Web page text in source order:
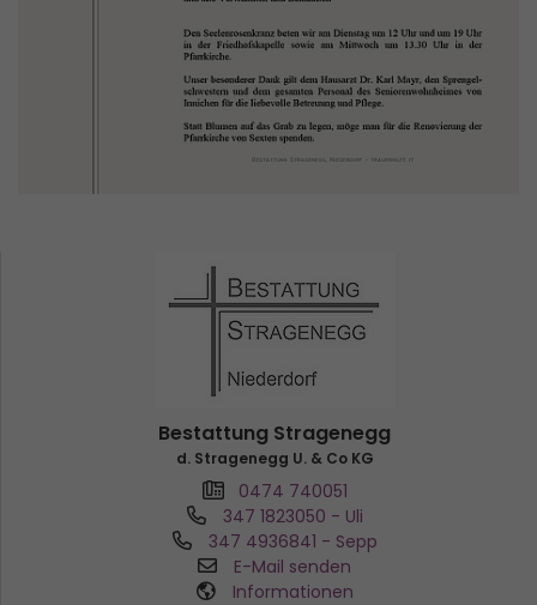
Bestattung Stragenegg
d. Stragenegg U. & Co KG
0474 740051
347 1823050 - Uli
347 4936841 - Sepp
E-Mail senden
Informationen